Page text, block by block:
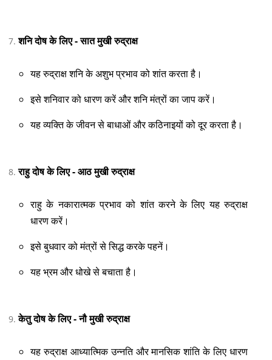
शनि दोष के लिए - सात मुखी रुद्राक्ष
यह रुद्राक्ष शनि के अशुभ प्रभाव को शांत करता है।
इसे शनिवार को धारण करें और शनि मंत्रों का जाप करें।
यह व्यक्ति के जीवन से बाधाओं और कठिनाइयों को दूर करता है।
राहु दोष के लिए - आठ मुखी रुद्राक्ष
राहु के नकारात्मक प्रभाव को शांत करने के लिए यह रुद्राक्ष
धारण करें।
इसे बुधवार को मंत्रों से सिद्ध करके पहनें।
यह भ्रम और धोखे से बचाता है।
केतु दोष के लिए - नौ मुखी रुद्राक्ष
यह रुद्राक्ष आध्यात्मिक उन्नति और मानसिक शांति के लिए धारण